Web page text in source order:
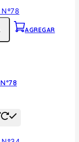
AGREGAR